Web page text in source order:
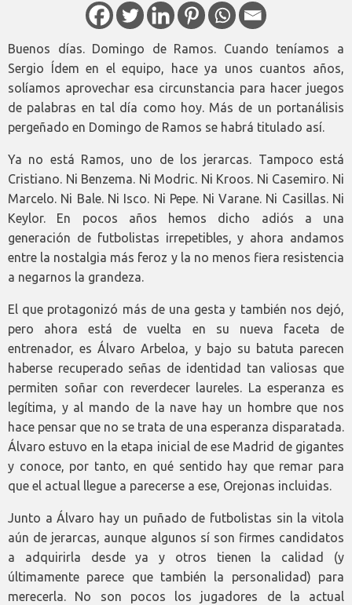
Buenos días. Domingo de Ramos. Cuando teníamos a
Sergio Ídem en el equipo, hace ya unos cuantos años,
solíamos aprovechar esa circunstancia para hacer juegos
de palabras en tal día como hoy. Más de un portanálisis
pergeñado en Domingo de Ramos se habrá titulado así.
Ya no está Ramos, uno de los jerarcas. Tampoco está
Cristiano. Ni Benzema. Ni Modric. Ni Kroos. Ni Casemiro. Ni
Marcelo. Ni Bale. Ni Isco. Ni Pepe. Ni Varane. Ni Casillas. Ni
Keylor. En pocos años hemos dicho adiós a una
generación de futbolistas irrepetibles, y ahora andamos
entre la nostalgia más feroz y la no menos fiera resistencia
a negarnos la grandeza.
El que protagonizó más de una gesta y también nos dejó,
pero ahora está de vuelta en su nueva faceta de
entrenador, es Álvaro Arbeloa, y bajo su batuta parecen
haberse recuperado señas de identidad tan valiosas que
permiten soñar con reverdecer laureles. La esperanza es
legítima, y al mando de la nave hay un hombre que nos
hace pensar que no se trata de una esperanza disparatada.
Álvaro estuvo en la etapa inicial de ese Madrid de gigantes
y conoce, por tanto, en qué sentido hay que remar para
que el actual llegue a parecerse a ese, Orejonas incluidas.
Junto a Álvaro hay un puñado de futbolistas sin la vitola
aún de jerarcas, aunque algunos sí son firmes candidatos
a adquirirla desde ya y otros tienen la calidad (y
últimamente parece que también la personalidad) para
merecerla. No son pocos los jugadores de la actual